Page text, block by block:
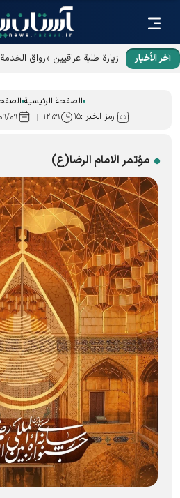
آخر الأخبار
زيارة طلبة عراقيين «رواق
الصفحة الرئيسية
رمز الخبر :۱۵ ۱۲:۵۹
مؤتمر الامام الرضا(ع)